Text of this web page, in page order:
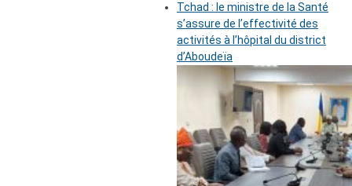
Tchad : le ministre de la Santé
s’assure de l’effectivité des
activités à l’hôpital du district
d’Aboudeïa